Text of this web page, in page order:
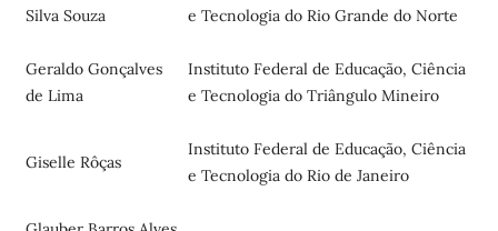
Silva Souza
e Tecnologia do Rio Grande do Norte
Geraldo Gonçalves
de Lima
Instituto Federal de Educação, Ciência
e Tecnologia do Triângulo Mineiro
Giselle Rôças
Instituto Federal de Educação, Ciência
e Tecnologia do Rio de Janeiro